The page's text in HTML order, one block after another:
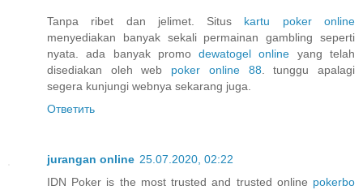
Tanpa ribet dan jelimet. Situs kartu poker online
menyediakan banyak sekali permainan gambling seperti
nyata. ada banyak promodewatogel online yang telah
disediakan oleh web poker online 88. tunggu apalagi
segera kunjungi webnya sekarang juga.
Ответить
jurangan online 25.07.2020, 02:22
IDN Poker is the most trusted and trusted online pokerbo